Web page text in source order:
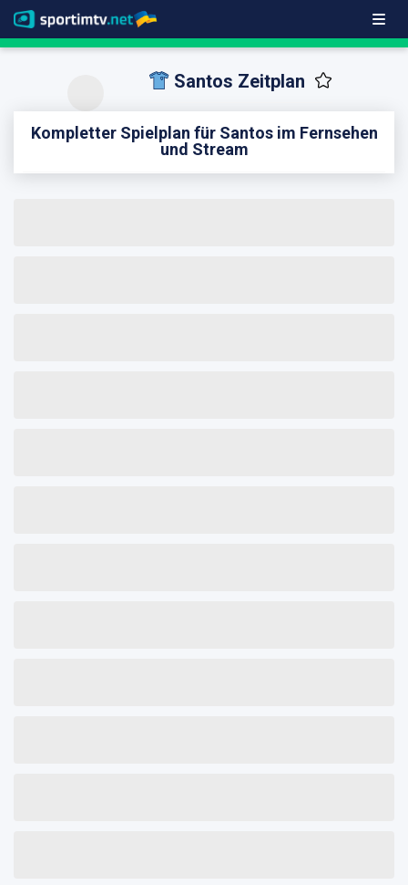
Santos Zeitplan
Kompletter Spielplan für Santos im Fernsehen
und Stream